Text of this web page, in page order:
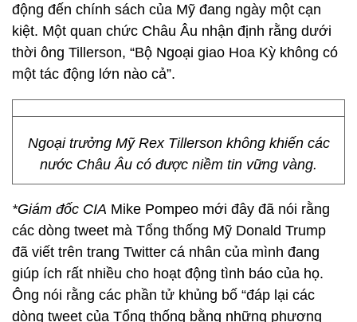
động đến chính sách của Mỹ đang ngày một cạn
kiệt. Một quan chức Châu Âu nhận định rằng dưới
thời ông Tillerson, “Bộ Ngoại giao Hoa Kỳ không có
một tác động lớn nào cả”.
Ngoại trưởng Mỹ Rex Tillerson không khiến các
nước Châu Âu có được niềm tin vững vàng.
*Giám đốc CIA Mike Pompeo mới đây đã nói rằng
các dòng tweet mà Tổng thống Mỹ Donald Trump
đã viết trên trang Twitter cá nhân của mình đang
giúp ích rất nhiều cho hoạt động tình báo của họ.
Ông nói rằng các phần tử khủng bố “đáp lại các
dòng tweet của Tổng thống bằng những phương